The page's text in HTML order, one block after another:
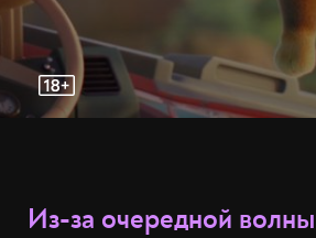
Из-за очередной